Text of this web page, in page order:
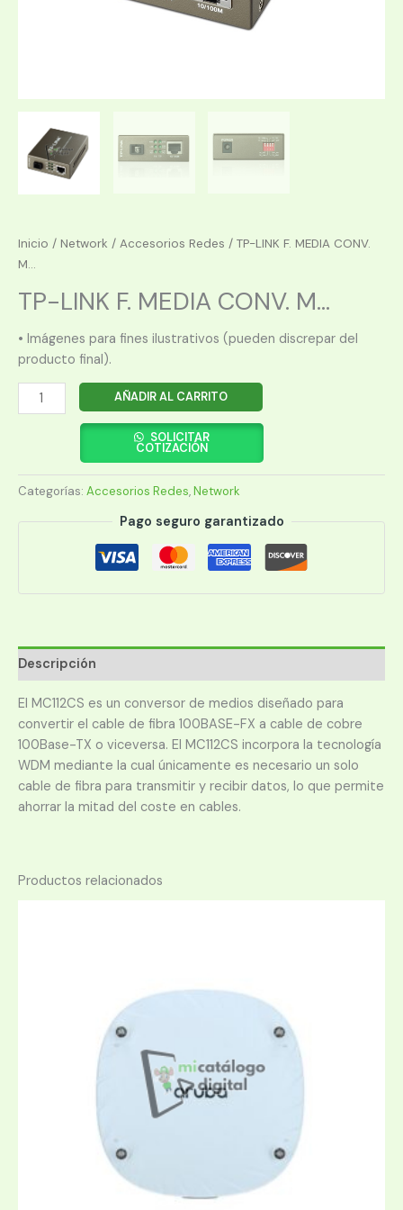
Inicio / Network / Accesorios Redes / TP-LINK F. MEDIA CONV.
M...
TP-LINK F. MEDIA CONV. M...
• Imágenes para fines ilustrativos (pueden discrepar del
producto final).
TP-
LINK
CONV.
MC112CS
AÑADIR AL CARRITO
SOLICITAR
COTIZACIÓN
Categorías: Accesorios Redes,Network
Pago seguro garantizado
Descripción
El MC112CS es un conversor de medios diseñado para
convertir el cable de fibra 100BASE-FX a cable de cobre
100Base-TX o viceversa. El MC112CS incorpora la tecnología
WDM mediante la cual únicamente es necesario un solo
cable de fibra para transmitir y recibir datos, lo que permite
ahorrar la mitad del coste en cables.
Productos relacionados